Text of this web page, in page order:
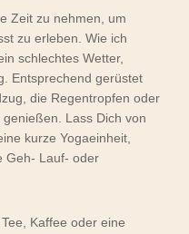
Zeit zu nehmen, um
zu erleben. Wie ich
schlechtes Wetter,
Entsprechend gerüstet
die Regentropfen oder
Lass Dich von
kurze Yogaeinheit,
Geh- Lauf- oder
Kaffee oder eine